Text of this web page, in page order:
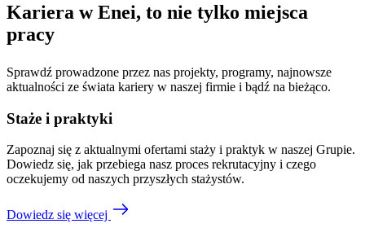
Kariera w Enei, to nie tylko miejsca
pracy
Sprawdź prowadzone przez nas projekty, programy, najnowsze
aktualności ze świata kariery w naszej firmie i bądź na bieżąco.
Staże i praktyki
Zapoznaj się z aktualnymi ofertami staży i praktyk w naszej Grupie.
Dowiedz się, jak przebiega nasz proces rekrutacyjny i czego
oczekujemy od naszych przyszłych stażystów.
Dowiedz się więcej